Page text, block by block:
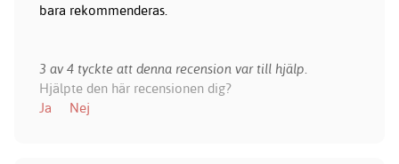
bara rekommenderas.
3 av 4 tyckte att denna recension var till hjälp.
Hjälpte den här recensionen dig?
Ja
Nej